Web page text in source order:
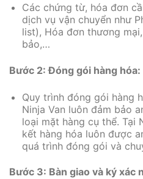
Các chứng từ, hóa đơn
dịch vụ vận chuyển như
list), Hóa đơn thương
bảo,…
Bước 2: Đóng gói hàng hóa:
Quy trình đóng gói hàng
Ninja Van luôn đảm bảo
loại mặt hàng cụ thể. Tại
kết hàng hóa luôn được
quá trình đóng gói và
Bước 3: Bàn giao và ký xác